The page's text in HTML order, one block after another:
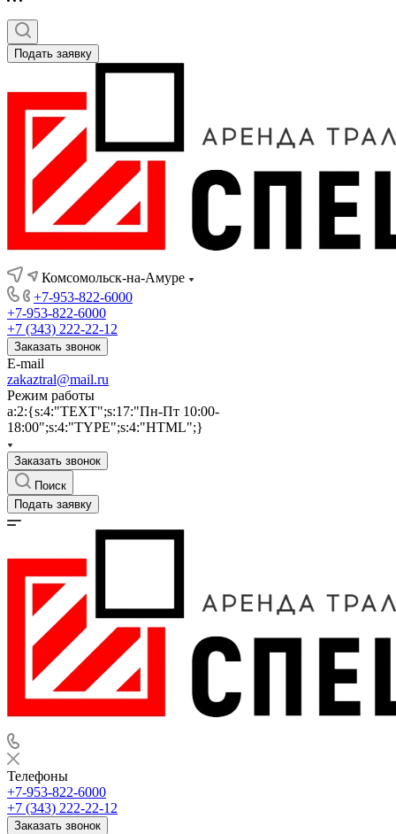
Подать заявку
Комсомольск-на-Амуре
+7-953-822-6000
+7-953-822-6000
+7 (343) 222-22-12
Заказать звонок
E-mail
zakaztral@mail.ru
Режим работы
a:2:{s:4:"TEXT";s:17:"Пн-Пт 10:00-
18:00";s:4:"TYPE";s:4:"HTML";}
Заказать звонок
Поиск
Подать заявку
Телефоны
+7-953-822-6000
+7 (343) 222-22-12
Заказать звонок